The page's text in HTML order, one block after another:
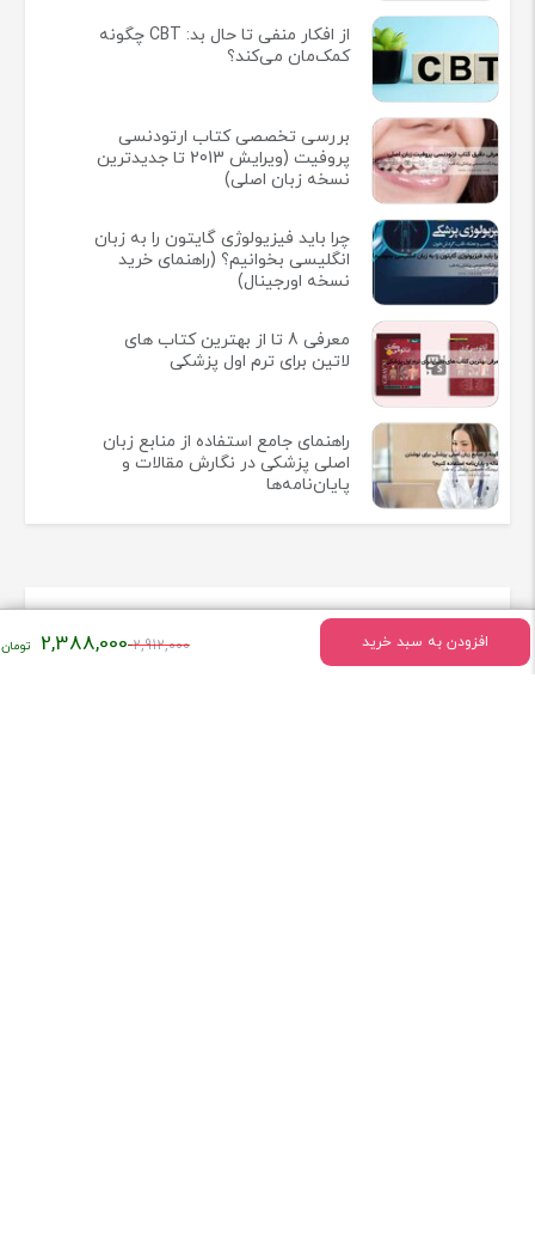
افزودن به سبد خرید 2,912,000قیمت
2,388,000
از افکار منفی تا حال بد: CBT چگونه
کمک‌مان می‌کند؟
بررسی تخصصی کتاب ارتودنسی
پروفیت (ویرایش 2013 تا جدیدترین
نسخه زبان اصلی)
چرا باید فیزیولوژی گایتون را به زبان
انگلیسی بخوانیم؟ (راهنمای خرید
نسخه اورجینال)
معرفی 8 تا از بهترین کتاب های
لاتین برای ترم اول پزشکی
راهنمای جامع استفاده از منابع زبان
اصلی پزشکی در نگارش مقالات و
پایان‌نامه‌ها
اطلاعات تماس